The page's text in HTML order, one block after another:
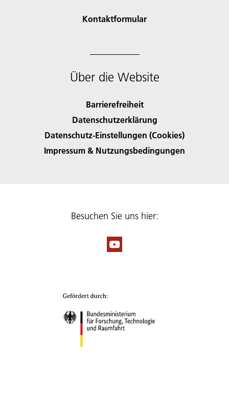
Kontaktformular
Über die Website
Barrierefreiheit
Datenschutzerklärung
Datenschutz-Einstellungen (Cookies)
Impressum & Nutzungsbedingungen
Besuchen Sie uns hier: